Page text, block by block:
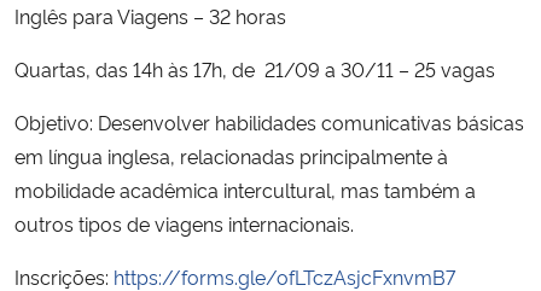
Inglês para Viagens – 32 horas
Quartas, das 14h às 17h, de 21/09 a 30/11 – 25 vagas
Objetivo: Desenvolver habilidades comunicativas básicas
em língua inglesa, relacionadas principalmente à
mobilidade acadêmica intercultural, mas também a
outros tipos de viagens internacionais.
Inscrições: https://forms.gle/ofLTczAsjcFxnvmB7